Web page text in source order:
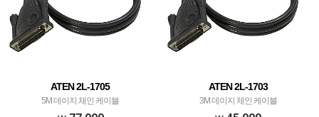
ATEN 2L-1705
5M 데이지 체인 케이블
ATEN 2L-1703
3M 데이지 체인 케이블